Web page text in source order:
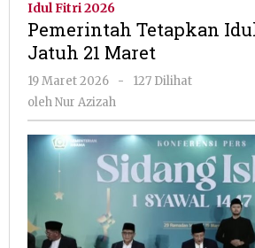
2026
Jatuh
21
Idul Fitri 2026
Pemerintah Tetapkan
Jatuh 21 Maret
19 Maret 2026
oleh
-
127 Dilihat
olehNur Azizah